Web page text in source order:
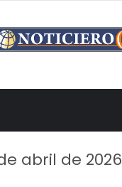
abril de 2026